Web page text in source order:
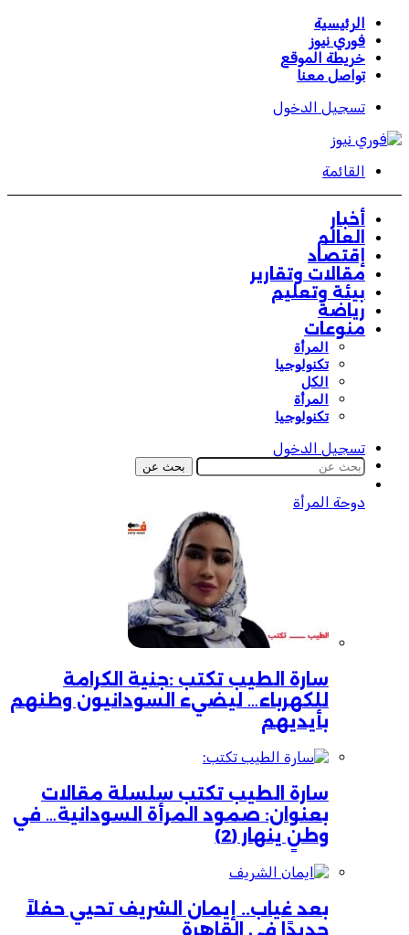
الرئيسية
فوري نيوز
خريطة الموقع
تواصل معنا
تسجيل الدخول
القائمة
أخبار
العالم
إقتصاد
مقالات وتقارير
بيئة وتعليم
رياضة
منوعات
المرأة
تكنولوجيا
الكل
المرأة
تكنولوجيا
تسجيل الدخول
بحث عن
دوحة المرأة
سارة الطيب تكتب :جنية الكرامة
للكهرباء… ليضيء السودانيون وطنهم
بأيديهم
سارة الطيب تكتب سلسلة مقالات
بعنوان: صمود المرأة السودانية… في
وطنٍ ينهار (2)
بعد غياب.. إيمان الشريف تحيي حفلاً
جديدًا في القاهرة